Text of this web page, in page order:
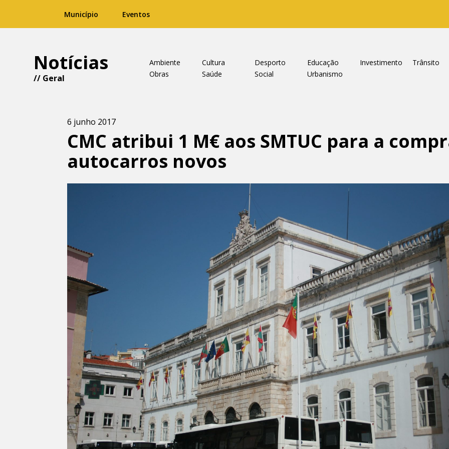
Município Eventos
Notícias
// Geral
Ambiente Cultura Desporto Educação Investimento
Trânsito
Obras
Saúde Social Urbanismo
6 junho 2017
CMC atribui 1 M€ aos SMTUC para a
autocarros novos